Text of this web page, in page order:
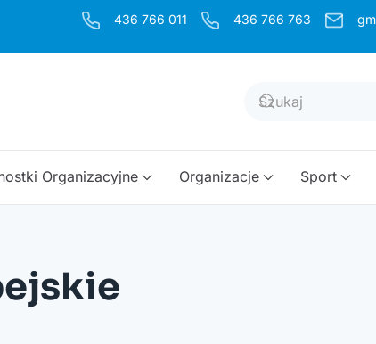
436 766 011 436 766 763
Organizacyjne Organizacje Sport